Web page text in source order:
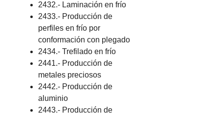
2432.- Laminación en frío
2433.- Producción de
perfiles en frío por
conformación con plegado
2434.- Trefilado en frío
2441.- Producción de
metales preciosos
2442.- Producción de
aluminio
2443.- Producción de